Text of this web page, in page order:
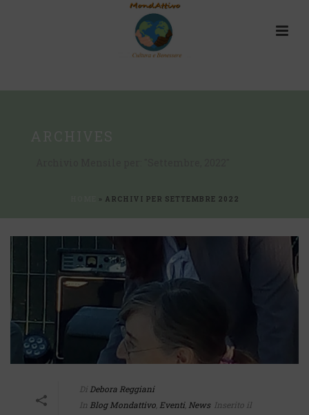
» ARCHIVI PER SETTEMBRE 2022
Di Debora Reggiani
In Blog Mondattivo Eventi, News Inserito il